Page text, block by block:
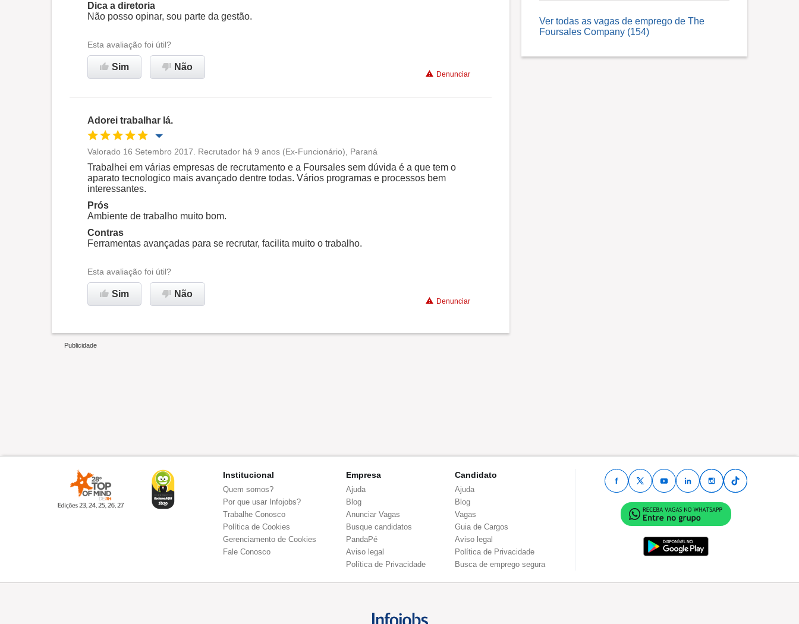
Dica a diretoria
Não posso opinar, sou parte da gestão.
Esta avaliação foi útil?
Sim Não
Denunciar
Adorei trabalhar lá.
Oportunidade de promoção
Ambiente de trabalho
Conciliação com a vida familiar
Valorado 16 Setembro 2017. Recrutador há 9 anos (Ex-Funcionário), Paraná
Trabalhei em várias empresas de recrutamento e a Foursales sem dúvida é a que tem o
aparato tecnologico mais avançado dentre todas. Vários programas e processos bem
interessantes.
Prós
Ambiente de trabalho muito bom.
Contras
Ferramentas avançadas para se recrutar, facilita muito o trabalho.
Esta avaliação foi útil?
Sim Não
Denunciar
Ver todas as vagas de emprego de The
Foursales Company (154)
Institucional
Quem somos?
Por que usar Infojobs?
Trabalhe Conosco
Política de Cookies
Gerenciamento de Cookies
Fale Conosco
Empresa
Ajuda
Blog
Anunciar Vagas
Busque candidatos
PandaPé
Aviso legal
Política de Privacidade
Candidato
Ajuda
Blog
Vagas
Guia de Cargos
Aviso legal
Política de Privacidade
Busca de emprego segura